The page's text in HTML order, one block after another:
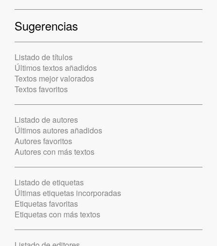
Sugerencias
Listado de títulos
Últimos textos añadidos
Textos mejor valorados
Textos favoritos
Listado de autores
Últimos autores añadidos
Autores favoritos
Autores con más textos
Listado de etiquetas
Últimas etiquetas incorporadas
Etiquetas favoritas
Etiquetas con más textos